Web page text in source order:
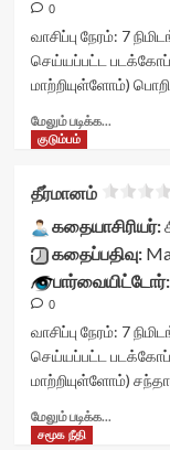
title
yasr-
rater-
stars'
rater-
rating='0'
data-
data-
0
வாசிப்பு நேரம்: 7
செய்யப்பட்ட
மாற்றியுள்ளோம்)
மேலும் படிக்க...
ஆடும்
தீபம்<div
vv-
stars-
title-
<div
stars-
title
குடும்பம்
தீர்மானம்
கதையாசிரியர்:
கதைப்பதிவு:
பார்வையிட்டோர்:
0
வாசிப்பு நேரம்: 7
செய்யப்பட்ட
மாற்றியுள்ளோம்)
மேலும் படிக்க...
சமூக நீதி